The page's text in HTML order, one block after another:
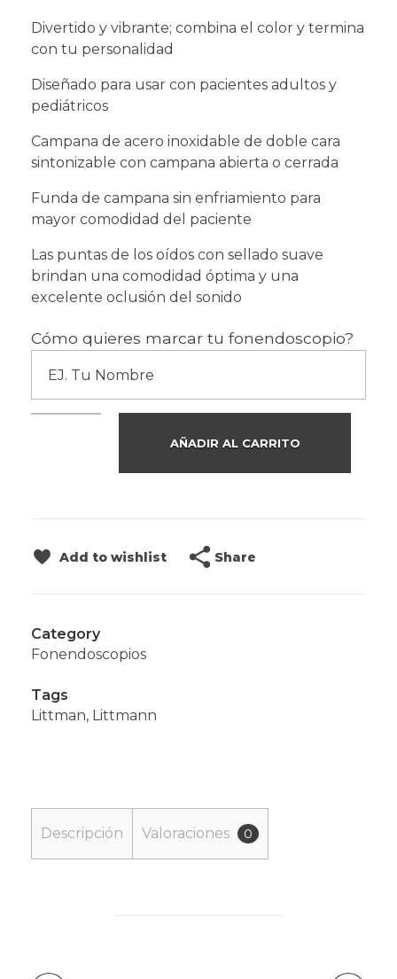
Divertido y vibrante; combina el color y termina
con tu personalidad
Diseñado para usar con pacientes adultos y
pediátricos
Campana de acero inoxidable de doble cara
sintonizable con campana abierta o cerrada
Funda de campana sin enfriamiento para
mayor comodidad del paciente
Las puntas de los oídos con sellado suave
brindan una comodidad óptima y una
excelente oclusión del sonido
Cómo quieres marcar tu fonendoscopio?
AÑADIR AL CARRITO
Add to wishlist Share
Category
Fonendoscopios
Tags
Littman, Littmann
Descripción Valoraciones 0